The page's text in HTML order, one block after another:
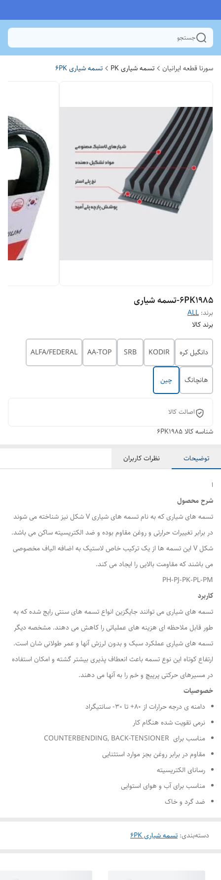
جستجو
سورنا قطعه ایرانیان تسمه شیاری PK تسمه شیاری 6PK
6PK1985-تسمه شیاری
برند: ALL
برند کالا
دانگیل کره KODIR
SRB
AA-TOP
ALFA/FEDERAL
هانچانگ چین
اصالت کالا
شناسه کالا 6PK1985
توضیحات نظرات کاربران
ا
شرح محصول
تسمه های شیاری که به نام تسمه های شیاری V شکل نیز شناخته می شوند
در برابر تغییرات حرارتی و روغن مقاوم بوده و ضد الکتریسیته ساکن می باشد.
شکل V این تسمه ها از یک ترکیب خاص لاستیک به اضافه الیاف مخصوصی
می باشند که مقاومت بالایی را ایجاد می کند.
PH-PJ-PK-PL-PM
کاربرد
تسمه های شیاری می توانند جایگزین انواع تسمه های سنتی رایج شده که به
طور قابل ملاحظه ای هزینه های عملیاتی را کاهش می دهند. مشخصه دیگر
تسمه های شیاری عملکرد سبک و بدون لرزش آنها و عمر طولانی شان است.
ارتفاع کوتاه این نوع تسمه باعث انعطاف پذیری بیشتر گشته و امکان استفاده
در مسیرهای حرکتی پرپیچ و خم را به آنها می دهند.
خصوصیات
دامنه ی درجه حرارات از ۸۰+ تا ۳۰- سانتیگراد
نرمی تقویت شده هنگام کار
مناسب برای COUNTERBENDING, BACK-TENSIONER
مقاوم در برابر روغن بجز موارد استثنایی
رسانای الکتریسیته
مناسب برای آب و هوای استوایی
ضد گرد و خاک
دسته‌بندی: تسمه شیاری 6PK